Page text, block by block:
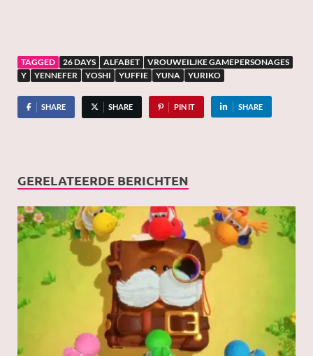
TAGGED 26 DAYS ALFABET
VROUWEILJKE GAMEPERSONAGES
Y
YENNEFER YOSHI YUFFIE YUNA YURIKO
SHARE SHARE PIN IT SHARE
GERELATEERDE BERICHTEN